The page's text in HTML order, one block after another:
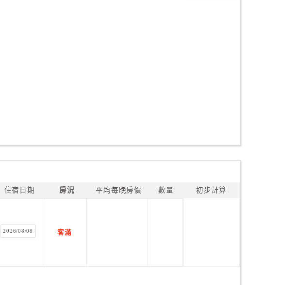
住宿日期 房況 平均每晚房價 數量 初步計算
2026/08/08 客滿